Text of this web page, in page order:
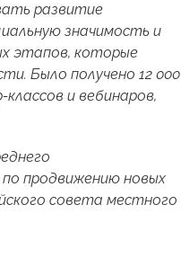
развитие
значимость и
этапов, которые
Было получено 12 000
и вебинаров,
продвижению новых
совета местного